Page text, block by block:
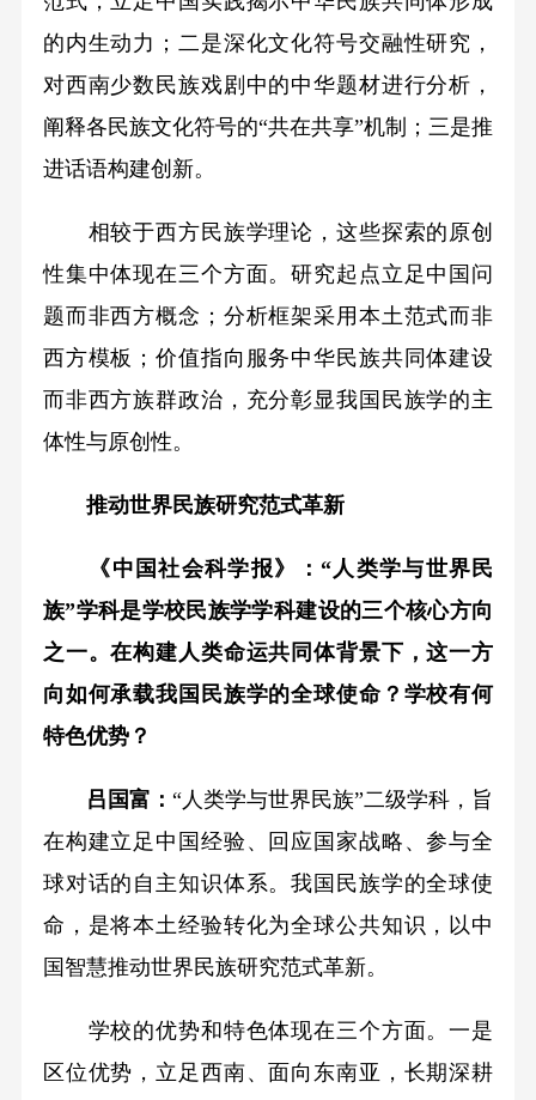
的内生动力；二是深化文化符号交融性研究，
对西南少数民族戏剧中的中华题材进行分析，
阐释各民族文化符号的“共在共享”机制；三是推
进话语构建创新。
相较于西方民族学理论，这些探索的原创
性集中体现在三个方面。研究起点立足中国问
题而非西方概念；分析框架采用本土范式而非
西方模板；价值指向服务中华民族共同体建设
而非西方族群政治，充分彰显我国民族学的主
体性与原创性。
推动世界民族研究范式革新
《中国社会科学报》：“人类学与世界民
族”学科是学校民族学学科建设的三个核心方向
之一。在构建人类命运共同体背景下，这一方
向如何承载我国民族学的全球使命？学校有何
特色优势？
吕国富： “人类学与世界民族”二级学科，旨
在构建立足中国经验、回应国家战略、参与全
球对话的自主知识体系。我国民族学的全球使
命，是将本土经验转化为全球公共知识，以中
国智慧推动世界民族研究范式革新。
学校的优势和特色体现在三个方面。一是
区位优势，立足西南、面向东南亚，长期深耕